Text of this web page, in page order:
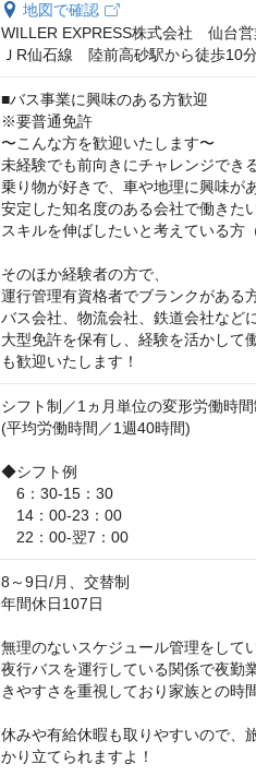
地図で確認
WILLER EXPRESS株式会社　仙台
ＪR仙石線　陸前高砂駅から徒歩10
■バス事業に興味のある方歓迎
※要普通免許
〜こんな⽅を歓迎いたします〜
未経験でも前向きにチャレンジでき
乗り物が好きで、⾞や地理に興味が
安定した知名度のある会社で働きた
スキルを伸ばしたいと考えている⽅
そのほか経験者の⽅で、
運⾏管理有資格者でブランクがある
バス会社、物流会社、鉄道会社など
⼤型免許を保有し、経験を活かして
も歓迎いたします！
シフト制／1ヵ⽉単位の変形労働時間
(平均労働時間／1週40時間)
◆シフト例
6：30-15：30
14：00-23：00
22：00-翌7：00
8～9日/月、交替制
年間休日107日
無理のないスケジュール管理をして
夜行バスを運行している関係で夜勤
きやすさを重視しており家族との時
休みや有給休暇も取りやすいので、
かり立てられますよ！